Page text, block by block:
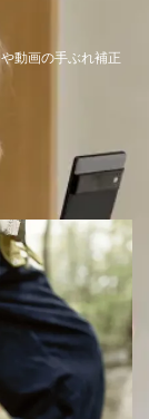
動画の手ぶれ補正